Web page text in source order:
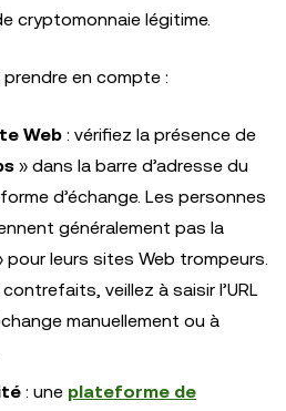
cryptomonnaie légitime.
en compte :
Web : vérifiez la présence de
» dans la barre d’adresse du
d’échange. Les personnes
généralement pas la
leurs sites Web trompeurs.
veillez à saisir l’URL
manuellement ou à
: une plateforme de